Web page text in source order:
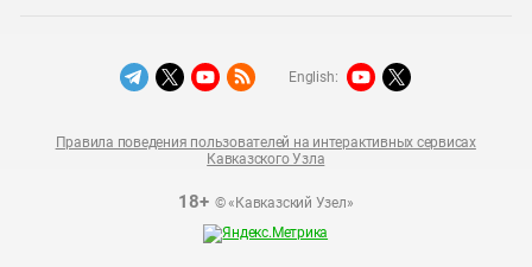
18+© «Кавказский Узел»
Правила поведения пользователей на интерактивных сервисах
Кавказского Узла
English: